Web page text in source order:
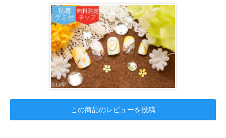
この商品のレビューを投稿